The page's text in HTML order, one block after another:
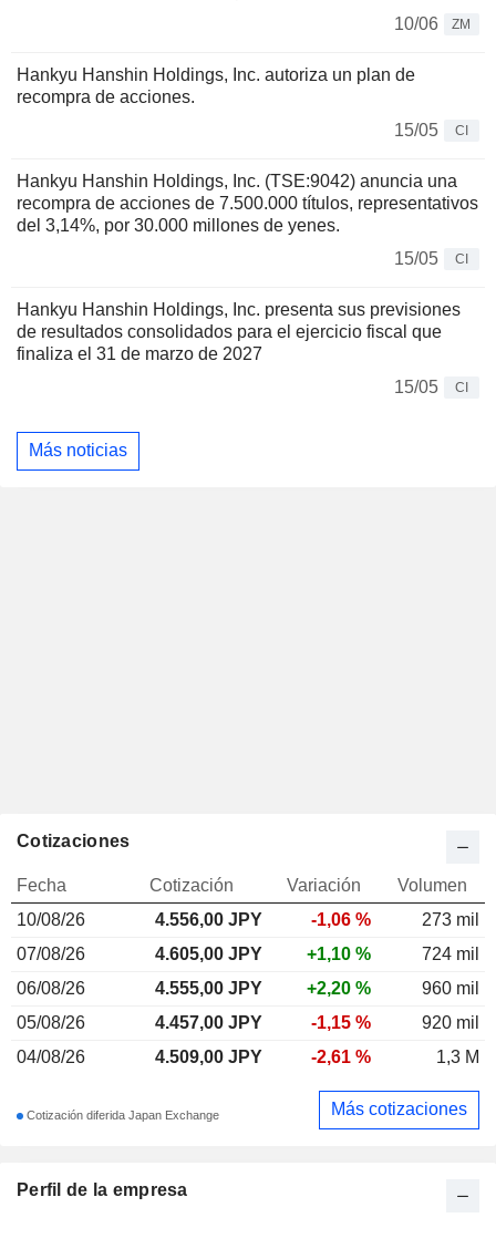
10/06
ZM
Hankyu Hanshin Holdings, Inc. autoriza un plan de
recompra de acciones.
15/05
CI
Hankyu Hanshin Holdings, Inc. (TSE:9042) anuncia una
recompra de acciones de 7.500.000 títulos, representativos
del 3,14%, por 30.000 millones de yenes.
15/05
CI
Hankyu Hanshin Holdings, Inc. presenta sus previsiones
de resultados consolidados para el ejercicio fiscal que
finaliza el 31 de marzo de 2027
15/05
CI
Más noticias
Perfil de la empresa
Cotizaciones
Fecha Cotización Variación
Volumen
10/08/26
4.556,00 JPY -1,06 %
273 mil
07/08/26
4.605,00 JPY +1,10 %
724 mil
06/08/26
4.555,00 JPY +2,20 %
960 mil
05/08/26
4.457,00 JPY -1,15 %
920 mil
04/08/26
4.509,00 JPY -2,61 % 1,3 M
Cotización diferida Japan Exchange Más cotizaciones